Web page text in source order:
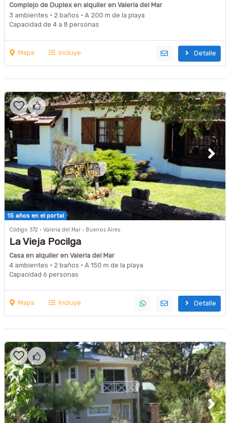
Complejo de Duplex en alquiler en Valeria del Mar
3 ambientes · 2 baños · A 200 m de la playa
Capacidad de 4 a 8 personas
Mapa Incluye Detalle
15 años en el portal
Código 372 · Valeria del Mar · Buenos Aires
La Vieja Pocilga
Casa en alquiler en Valeria del Mar
4 ambientes · 2 baños · A 150 m de la playa
Capacidad 6 personas
Mapa Incluye Detalle